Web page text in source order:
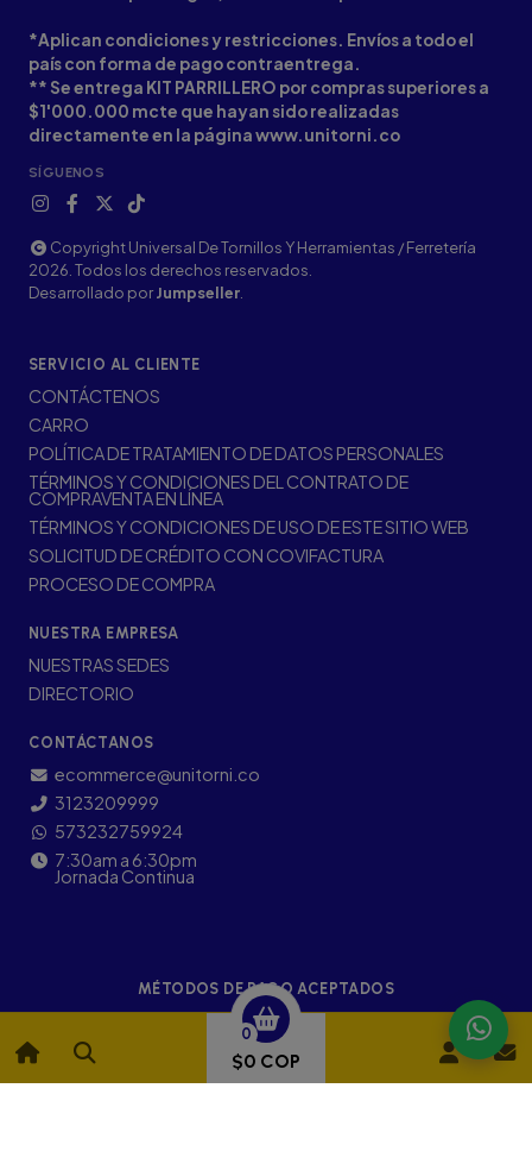
0
$0 COP
*Aplican condiciones y restricciones. Envíos a todo el
país con forma de pago contraentrega.
** Se entrega KIT PARRILLERO por compras superiores a
$1'000.000 mcte que hayan sido realizadas
directamente en la página www.unitorni.co
SÍGUENOS
Copyright Universal De Tornillos Y Herramientas / Ferretería
2026. Todos los derechos reservados.
Desarrollado porJumpseller
SERVICIO AL CLIENTE
CONTÁCTENOS
CARRO
POLÍTICA DE TRATAMIENTO DE DATOS PERSONALES
TÉRMINOS Y CONDICIONES DEL CONTRATO DE
COMPRAVENTA EN LÍNEA
TÉRMINOS Y CONDICIONES DE USO DE ESTE SITIO WEB
SOLICITUD DE CRÉDITO CON COVIFACTURA
PROCESO DE COMPRA
NUESTRA EMPRESA
NUESTRAS SEDES
DIRECTORIO
CONTÁCTANOS
ecommerce@unitorni.co
3123209999
573232759924
7:30am a 6:30pm
Jornada Continua
MÉTODOS DE PAGO ACEPTADOS